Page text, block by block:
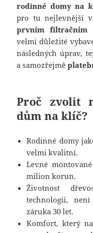
rodinné domy na
pro tu nejlevnější
prvním filtračním
velmi důležité
následných úprav,
a samozřejmě
Proč zvolit
dům na klíč?
Rodinné domy
velmi kvalitní.
Levné
milion korun.
Životnost
technologii,
záruka 30 let.
Komfort, který